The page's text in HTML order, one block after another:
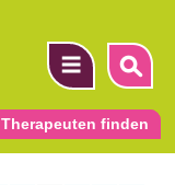
Therapeuten finden